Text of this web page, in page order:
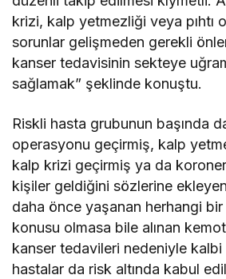
krizi, kalp yetmezliği veya pıhtı
sorunlar gelişmeden gerekli
kanser tedavisinin sekteye
sağlamak” şeklinde konuştu.
Riskli hasta grubunun başında
operasyonu geçirmiş, kalp
kalp krizi geçirmiş ya da
kişiler geldiğini sözlerine
daha önce yaşanan herhangi bir
konusu olmasa bile alınan
kanser tedavileri nedeniyle
hastalar da risk altında kabul